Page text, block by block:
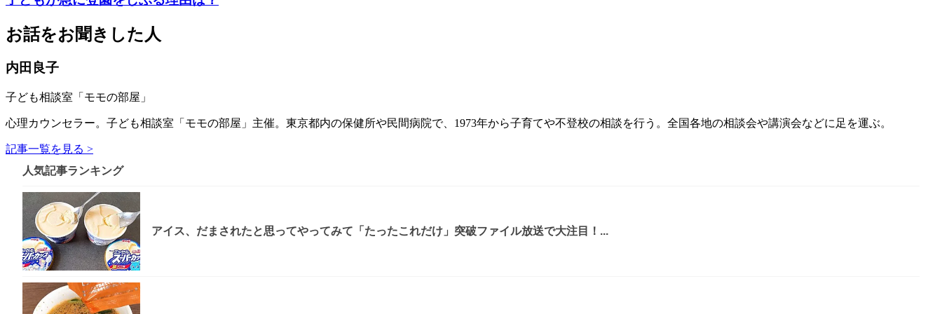
お話をお聞きした人
内田良子
子ども相談室「モモの部屋」
心理カウンセラー。子ども相談室「モモの部屋」主催。東京都内の保健所や民間病院で、1973年から子育てや不登校の相談を行う。全国各地の相談会や講演会などに足を運ぶ。
記事一覧を見る >
人気記事ランキング
アイス、だまされたと思ってやってみて「たったこれだけ」突破ファイル放送で大注目！...